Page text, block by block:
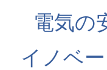
電気の
イノベ